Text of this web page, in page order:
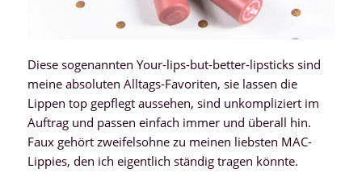
Diese sogenannten Your-lips-but-better-lipsticks sind
meine absoluten Alltags-Favoriten, sie lassen die
Lippen top gepflegt aussehen, sind unkompliziert im
Auftrag und passen einfach immer und überall hin.
Faux gehört zweifelsohne zu meinen liebsten MAC-
Lippies, den ich eigentlich ständig tragen könnte.